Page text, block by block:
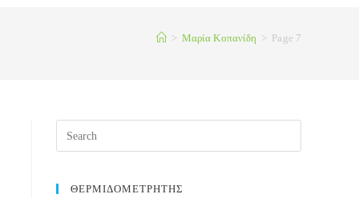
> Μαρία Κοπανίδη > Page 7
ΘΕΡΜΙΔΟΜΕΤΡΗΤΗΣ